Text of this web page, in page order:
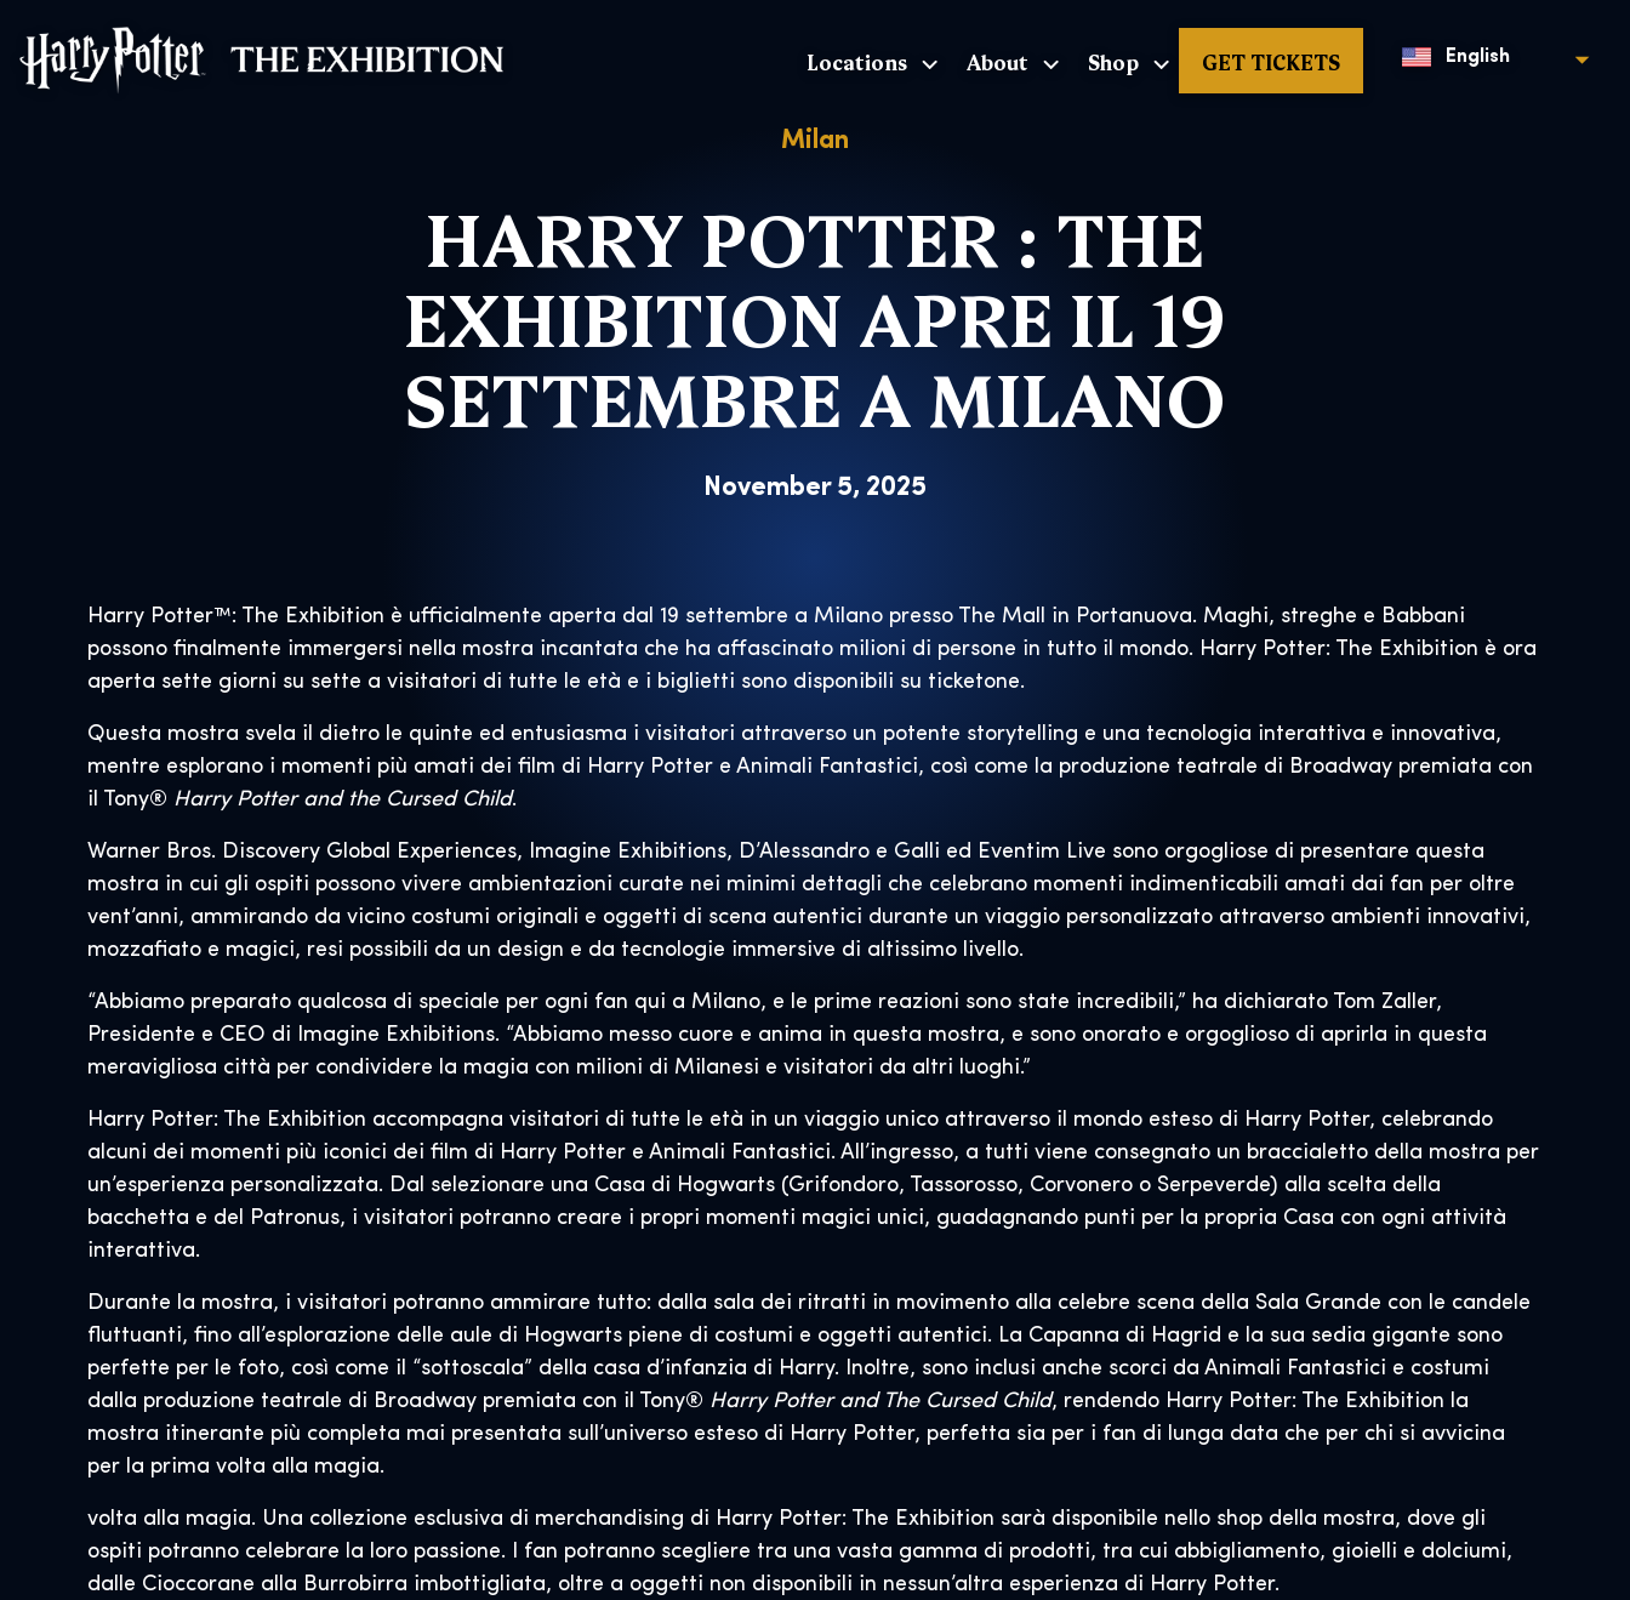
Locations About Shop GET TICKETS English
Milan
HARRY POTTER : THE
EXHIBITION APRE IL 19
SETTEMBRE A MILANO
November 5, 2025
Harry Potter™: The Exhibition è ufficialmente aperta dal 19 settembre a Milano presso The Mall in Portanuova. Maghi, streghe e Babbani
possono finalmente immergersi nella mostra incantata che ha affascinato milioni di persone in tutto il mondo. Harry Potter: The Exhibition è ora
aperta sette giorni su sette a visitatori di tutte le età e i biglietti sono disponibili su ticketone.
Questa mostra svela il dietro le quinte ed entusiasma i visitatori attraverso un potente storytelling e una tecnologia interattiva e innovativa,
mentre esplorano i momenti più amati dei film di Harry Potter e Animali Fantastici, così come la produzione teatrale di Broadway premiata con
il Tony® Harry Potter and the Cursed Child.
Warner Bros. Discovery Global Experiences, Imagine Exhibitions, D’Alessandro e Galli ed Eventim Live sono orgogliose di presentare questa
mostra in cui gli ospiti possono vivere ambientazioni curate nei minimi dettagli che celebrano momenti indimenticabili amati dai fan per oltre
vent’anni, ammirando da vicino costumi originali e oggetti di scena autentici durante un viaggio personalizzato attraverso ambienti innovativi,
mozzafiato e magici, resi possibili da un design e da tecnologie immersive di altissimo livello.
“Abbiamo preparato qualcosa di speciale per ogni fan qui a Milano, e le prime reazioni sono state incredibili,” ha dichiarato Tom Zaller,
Presidente e CEO di Imagine Exhibitions. “Abbiamo messo cuore e anima in questa mostra, e sono onorato e orgoglioso di aprirla in questa
meravigliosa città per condividere la magia con milioni di Milanesi e visitatori da altri luoghi.”
Harry Potter: The Exhibition accompagna visitatori di tutte le età in un viaggio unico attraverso il mondo esteso di Harry Potter, celebrando
alcuni dei momenti più iconici dei film di Harry Potter e Animali Fantastici. All’ingresso, a tutti viene consegnato un braccialetto della mostra per
un’esperienza personalizzata. Dal selezionare una Casa di Hogwarts (Grifondoro, Tassorosso, Corvonero o Serpeverde) alla scelta della
bacchetta e del Patronus, i visitatori potranno creare i propri momenti magici unici, guadagnando punti per la propria Casa con ogni attività
interattiva.
Durante la mostra, i visitatori potranno ammirare tutto: dalla sala dei ritratti in movimento alla celebre scena della Sala Grande con le candele
fluttuanti, fino all’esplorazione delle aule di Hogwarts piene di costumi e oggetti autentici. La Capanna di Hagrid e la sua sedia gigante sono
perfette per le foto, così come il “sottoscala” della casa d’infanzia di Harry. Inoltre, sono inclusi anche scorci da Animali Fantastici e costumi
dalla produzione teatrale di Broadway premiata con il Tony® Harry Potter and The Cursed Child, rendendo Harry Potter: The Exhibition la
mostra itinerante più completa mai presentata sull’universo esteso di Harry Potter, perfetta sia per i fan di lunga data che per chi si avvicina
per la prima volta alla magia.
volta alla magia. Una collezione esclusiva di merchandising di Harry Potter: The Exhibition sarà disponibile nello shop della mostra, dove gli
ospiti potranno celebrare la loro passione. I fan potranno scegliere tra una vasta gamma di prodotti, tra cui abbigliamento, gioielli e dolciumi,
dalle Cioccorane alla Burrobirra imbottigliata, oltre a oggetti non disponibili in nessun’altra esperienza di Harry Potter.